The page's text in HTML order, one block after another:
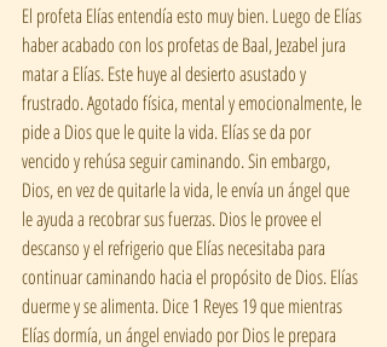
El profeta Elías entendía esto muy bien. Luego de Elías
haber acabado con los profetas de Baal, Jezabel jura
matar a Elías. Este huye al desierto asustado y
frustrado. Agotado física, mental y emocionalmente, le
pide a Dios que le quite la vida. Elías se da por
vencido y rehúsa seguir caminando. Sin embargo,
Dios, en vez de quitarle la vida, le envía un ángel que
le ayuda a recobrar sus fuerzas. Dios le provee el
descanso y el refrigerio que Elías necesitaba para
continuar caminando hacia el propósito de Dios. Elías
duerme y se alimenta. Dice 1 Reyes 19 que mientras
Elías dormía, un ángel enviado por Dios le prepara